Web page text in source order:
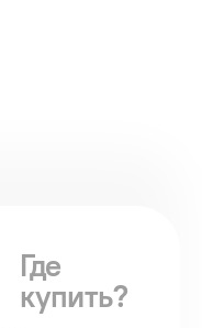
Где
купить?